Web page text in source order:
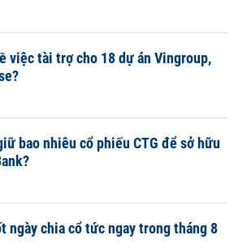
việc tài trợ cho 18 dự án Vingroup,
bao nhiêu cổ phiếu CTG để sở hữu
ngày chia cổ tức ngay trong tháng 8